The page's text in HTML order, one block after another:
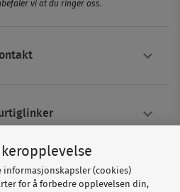
vi at du ringer oss.
Verisure
informasjonskapsler (cookies)
for å forbedre opplevelsen din,